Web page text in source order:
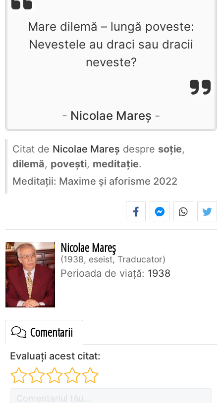
Mare dilemă – lungă poveste:
Nevestele au draci sau dracii
neveste?
Nicolae Mareș
Citat de Nicolae Mareș despre soție,
dilemă, povești, meditație.
Meditații: Maxime și aforisme 2022
Nicolae Mareș
1938, eseist, Traducator
Perioada de viaţă: 1938
Comentarii
Evaluați acest citat: